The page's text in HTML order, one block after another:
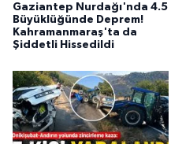
Gaziantep Nurdağı'nda 4.5
Büyüklüğünde Deprem!
Kahramanmaraş'ta da
Şiddetli Hissedildi